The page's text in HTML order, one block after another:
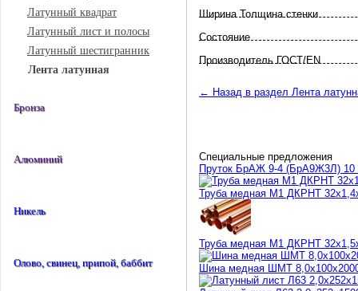
Латунный квадрат
Латунный лист и полосы
Латунный шестигранник
Лента латунная
Бронза
Алюминий
Никель
Олово, свинец, припой, баббит
Ширина Толщина стенки
Состояние
Произво­дитель ГОСТ/EN
← Назад в раздел Лента
Специальные предложения
Пруток БрАЖ 9-4 (БрА9Ж3Л) 10
Труба медная М1 ДКРНТ
Труба медная М1 ДКРНТ
Шина медная ШМТ